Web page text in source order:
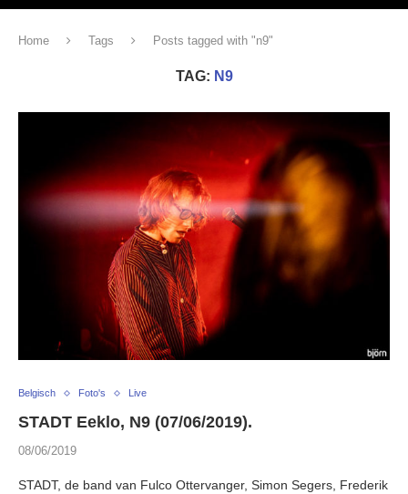
Home Tags Posts tagged with "n9"
TAG: N9
Belgisch Foto's Live
STADT Eeklo, N9 (07/06/2019).
08/06/2019
STADT, de band van Fulco Ottervanger, Simon Segers, Frederik